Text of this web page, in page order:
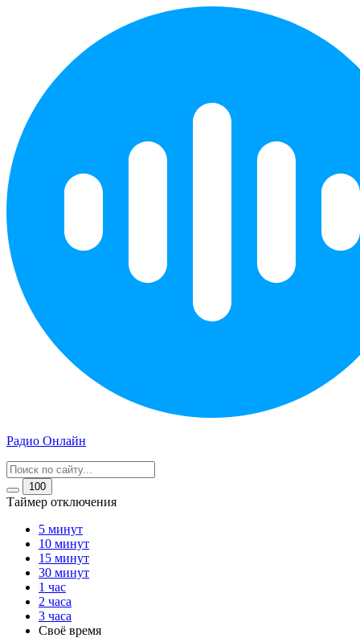
Радио Онлайн
100
Таймер отключения
5 минут
10 минут
15 минут
30 минут
1 час
2 часа
3 часа
Своё время